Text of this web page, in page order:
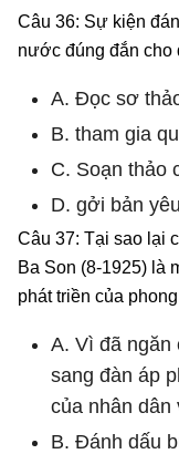
Câu 36: Sự kiện
nước đúng đắn cho
A. Đọc sơ
B. tham gia
C. Soạn thảo
D. gởi bản
Câu 37: Tại sao lại
Ba Son (8-1925) là
phát triền của
A. Vì đã ngăn
sang đàn áp
của nhân dân
B. Đánh dấu